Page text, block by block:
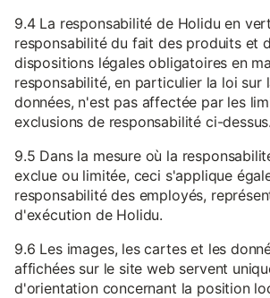
9.4 La responsabilité de Holidu en
responsabilité du fait des produits et
dispositions légales obligatoires en
responsabilité, en particulier la loi sur
données, n'est pas affectée par les
exclusions de responsabilité ci-dessus.
9.5 Dans la mesure où la
exclue ou limitée, ceci s'applique
responsabilité des employés,
d'exécution de Holidu.
9.6 Les images, les cartes et les
affichées sur le site web servent
d'orientation concernant la position